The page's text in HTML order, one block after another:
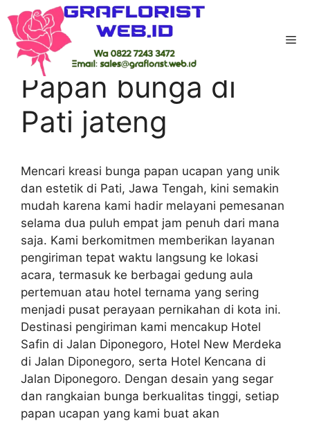
to
content
Home -Kab Pati
Papan bunga di
Pati jateng
Mencari kreasi bunga papan ucapan yang unik
dan estetik di Pati, Jawa Tengah, kini semakin
mudah karena kami hadir melayani pemesanan
selama dua puluh empat jam penuh dari mana
saja. Kami berkomitmen memberikan layanan
pengiriman tepat waktu langsung ke lokasi
acara, termasuk ke berbagai gedung aula
pertemuan atau hotel ternama yang sering
menjadi pusat perayaan pernikahan di kota ini.
Destinasi pengiriman kami mencakup Hotel
Safin di Jalan Diponegoro, Hotel New Merdeka
di Jalan Diponegoro, serta Hotel Kencana di
Jalan Diponegoro. Dengan desain yang segar
dan rangkaian bunga berkualitas tinggi, setiap
papan ucapan yang kami buat akan